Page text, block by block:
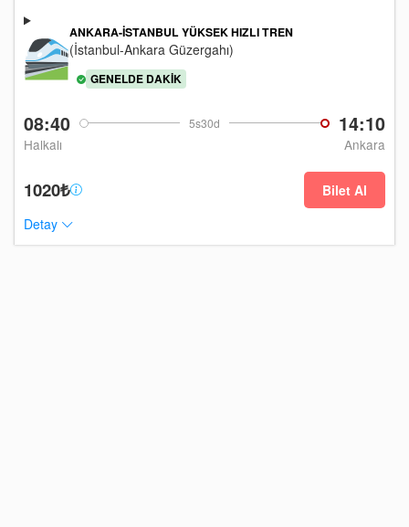
08:40 5s30d 14:10
Halkalı Ankara
ANKARA-İSTANBUL YÜKSEK HIZLI TREN
(İstanbul-Ankara Güzergahı)
GENELDE DAKIK
1020₺
Bilet Al
Detay